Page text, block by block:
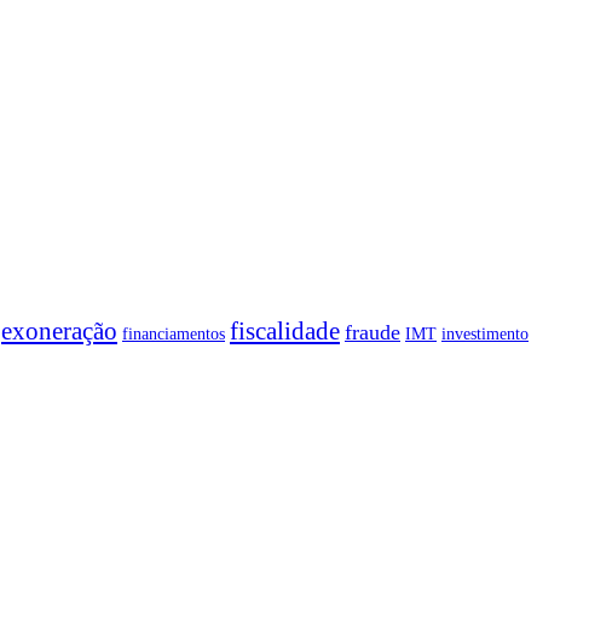
exoneração financiamentos fiscalidade fraude IMT investimento